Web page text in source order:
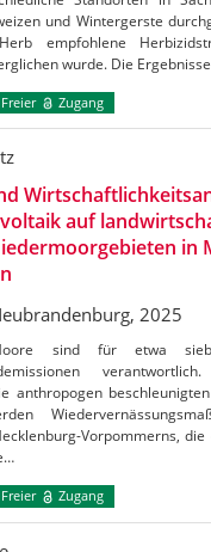
und Wintergerste
empfohlene
wurde. Die
Freier Zugang
auf
in
2025
sind für etwa
anthropogen
Vorpommerns,
Freier Zugang